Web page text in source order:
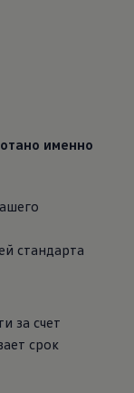
именно
стандарта
за счет
срок